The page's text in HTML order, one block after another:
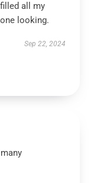
all my
looking.
Sep 22, 2024